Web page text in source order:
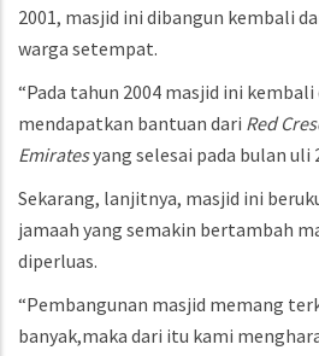
2001, masjid ini dibangun kembali
warga setempat.
“Pada tahun 2004 masjid ini
mendapatkan bantuan dari Red
Emiratesyang selesai pada bulan uli
Sekarang, lanjitnya, masjid ini
jamaah yang semakin bertambah
diperluas.
“Pembangunan masjid memang
banyak,maka dari itu kami